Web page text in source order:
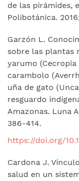
de las pirámides,
Polibotánica.
Garzón L.
sobre las plantas
yarumo
carambolo
uña de gato
resguardo
Amazonas. Luna
386-414.
https://doi.org/
Cardona J.
salud en un